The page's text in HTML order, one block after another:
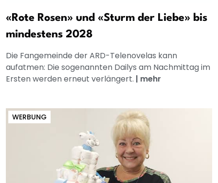
«Rote Rosen» und «Sturm der Liebe» bis
mindestens 2028
Die Fangemeinde der ARD-Telenovelas kann
aufatmen: Die sogenannten Dailys am Nachmittag im
Ersten werden erneut verlängert. | mehr
WERBUNG